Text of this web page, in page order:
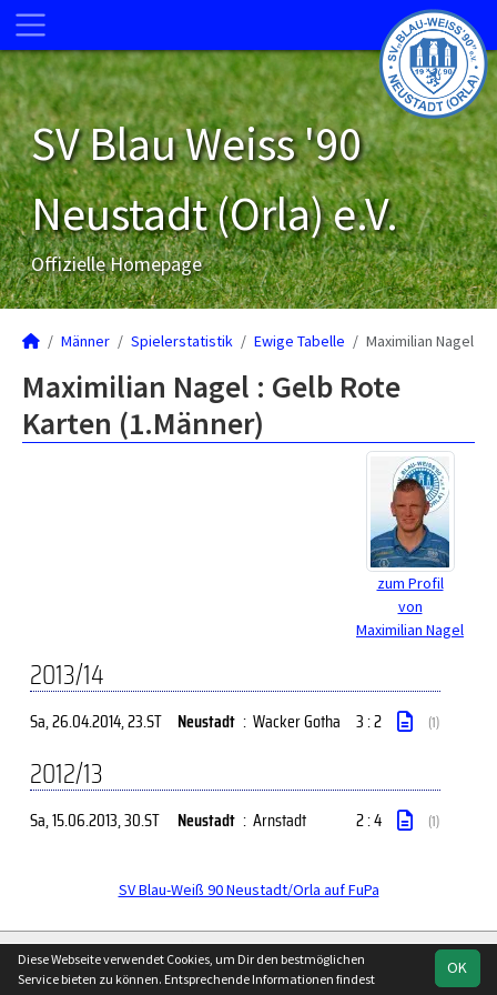
SV Blau Weiss '90
Neustadt (Orla) e.V.
Offizielle Homepage
Männer Spielerstatistik Ewige Tabelle Maximilian Nagel
Maximilian Nagel : Gelb Rote
Karten (1.Männer)
zum Profil
von
Maximilian Nagel
2013/14
Sa, 26.04.2014, 23.ST Neustadt : Wacker Gotha 3 : 2 (1)
2012/13
Sa, 15.06.2013, 30.ST Neustadt : Arnstadt 2 : 4 (1)
SV Blau-Weiß 90 Neustadt/Orla auf FuPa
soccero.de
OK
Diese Webseite verwendet Cookies, um Dir den bestmöglichen
Service bieten zu können. Entsprechende Informationen findest